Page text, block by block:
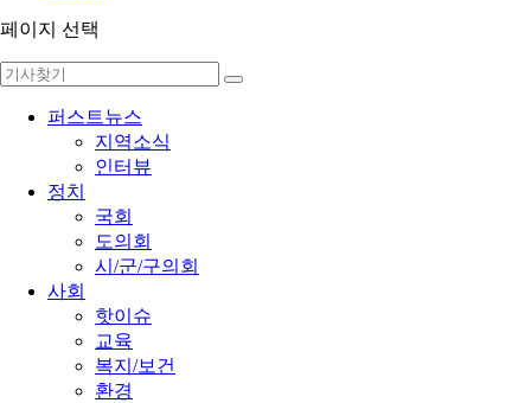
페이지 선택
퍼스트뉴스
지역소식
인터뷰
정치
국회
도의회
시/군/구의회
사회
핫이슈
교육
복지/보건
환경